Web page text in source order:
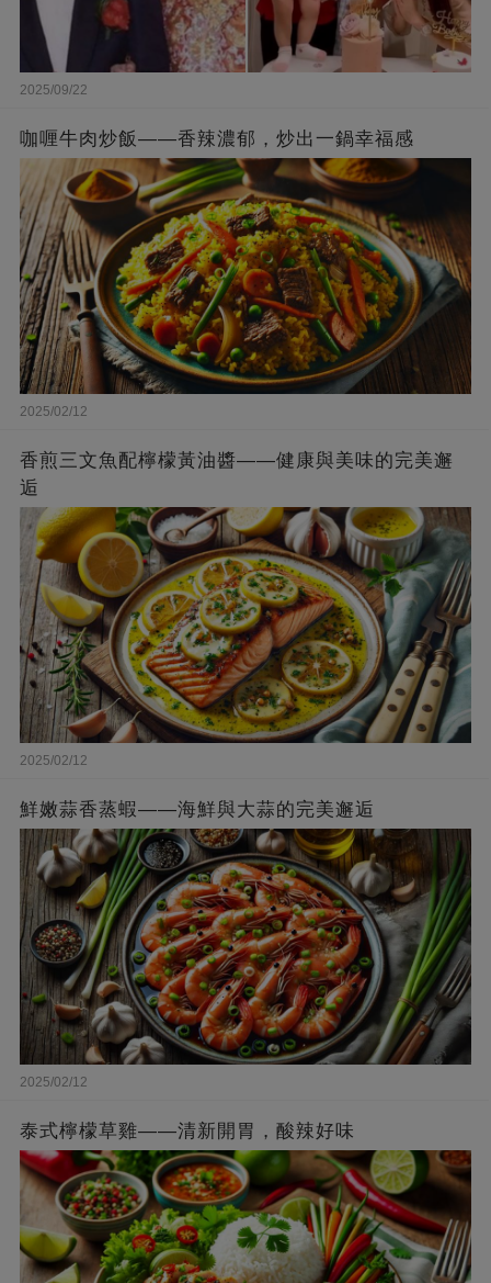
2025/09/22
咖喱牛肉炒飯——香辣濃郁，炒出一鍋幸福感
2025/02/12
香煎三文魚配檸檬黃油醬——健康與美味的完美邂
逅
2025/02/12
鮮嫩蒜香蒸蝦——海鮮與大蒜的完美邂逅
2025/02/12
泰式檸檬草雞——清新開胃，酸辣好味